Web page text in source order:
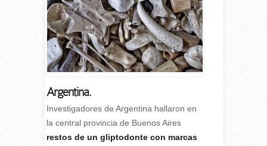
Argentina.
Investigadores de Argentina hallaron en
la central provincia de Buenos Aires
restos de un gliptodonte con marcas